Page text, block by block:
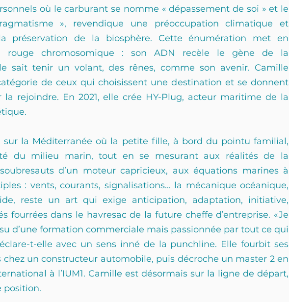
où le carburant se nomme « dépassement de soi » et le
», revendique une préoccupation climatique et
préservation de la biosphère. Cette énumération met en
rouge chromosomique : son ADN recèle le gène de la
sait tenir un volant, des rênes, comme son avenir. Camille
de ceux qui choisissent une destination et se donnent
la rejoindre. En 2021, elle crée HY-Plug, acteur maritime de la
sur la Méditerranée où la petite fille, à bord du pointu familial,
du milieu marin, tout en se mesurant aux réalités de la
d’un moteur capricieux, aux équations marines à
: vents, courants, signalisations... la mécanique océanique,
reste un art qui exige anticipation, adaptation, initiative,
fourrées dans le havresac de la future cheffe d’entreprise. «Je
d’une formation commerciale mais passionnée par tout ce qui
t-elle avec un sens inné de la punchline. Elle fourbit ses
chez un constructeur automobile, puis décroche un master 2 en
à l’IUM1. Camille est désormais sur la ligne de départ,
position.